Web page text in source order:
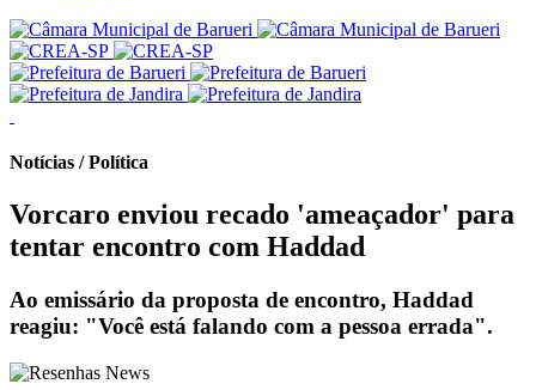
Notícias / Política
Vorcaro enviou recado 'ameaçador' para
tentar encontro com Haddad
Ao emissário da proposta de encontro, Haddad
reagiu: "Você está falando com a pessoa errada".